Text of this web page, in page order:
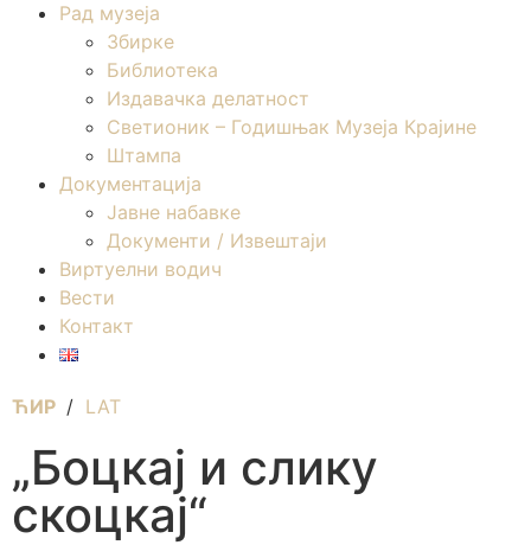
Рад музеја
Збирке
Библиотека
Издавачка делатност
Светионик – Годишњак Музеја Крајине
Штампа
Документација
Јавне набавке
Документи / Извештаји
Виртуелни водич
Вести
Контакт
ЋИР / LAT
„Боцкај и слику
скоцкај“